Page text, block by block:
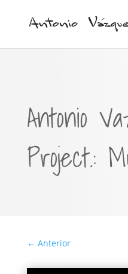
Antonio
Project.:
← Anterior